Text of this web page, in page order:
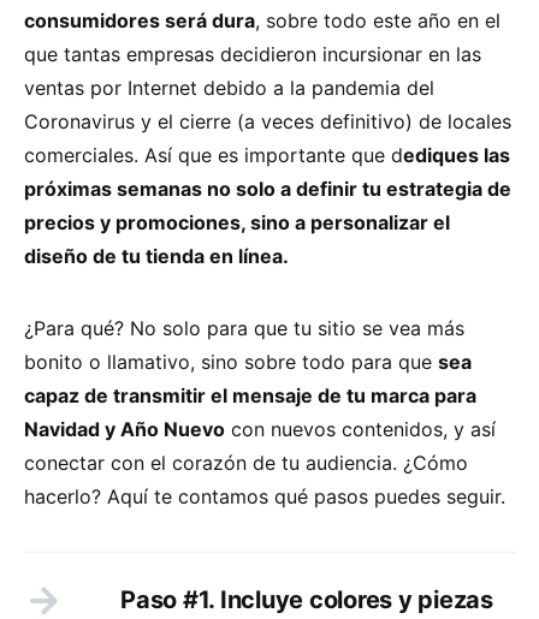
consumidores será dura, sobre todo este año en el
que tantas empresas decidieron incursionar en las
ventas por Internet debido a la pandemia del
Coronavirus y el cierre (a veces definitivo) de locales
comerciales. Así que es importante que dediques las
próximas semanas no solo a definir tu estrategia de
precios y promociones, sino a personalizar el
diseño de tu tienda en línea.
¿Para qué? No solo para que tu sitio se vea más
bonito o llamativo, sino sobre todo para que sea
capaz de transmitir el mensaje de tu marca para
Navidad y Año Nuevo con nuevos contenidos, y así
conectar con el corazón de tu audiencia. ¿Cómo
hacerlo? Aquí te contamos qué pasos puedes seguir.
Paso #1. Incluye colores y piezas